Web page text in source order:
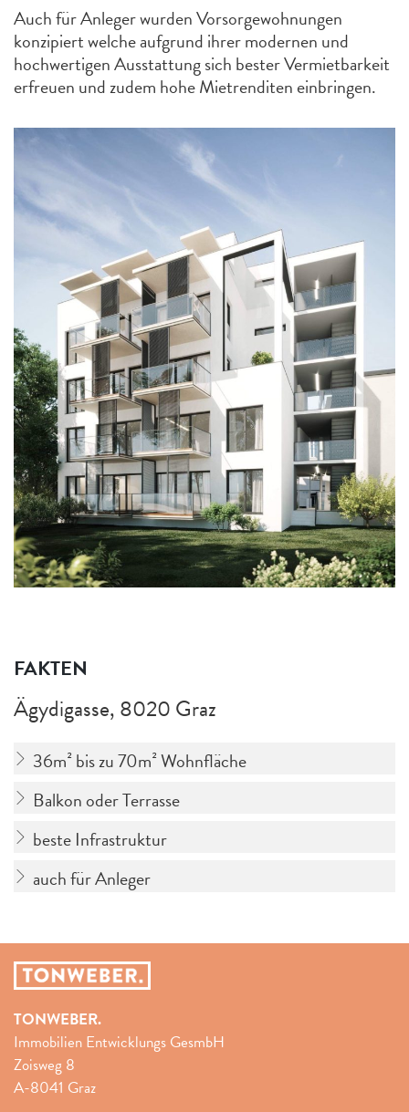
Auch für Anleger wurden Vorsorgewohnungen
konzipiert welche aufgrund ihrer modernen und
hochwertigen Ausstattung sich bester Vermietbarkeit
erfreuen und zudem hohe Mietrenditen einbringen.
FAKTEN
Ägydigasse, 8020 Graz
36m² bis zu 70m² Wohnfläche
Balkon oder Terrasse
beste Infrastruktur
auch für Anleger
TONWEBER.
Immobilien Entwicklungs GesmbH
Zoisweg 8
A-8041 Graz